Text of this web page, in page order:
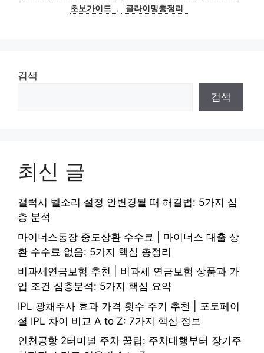
초보가이드 , 클라이밍총정리
검색
검색
최신 글
갤럭시 벨소리 설정 안변경될 때 해결법: 5가지 심
층 분석
마이너스통장 중도상환 수수료 | 마이너스 대출 상
환 수수료 없음: 5가지 핵심 총정리
비과세연금보험 추천 | 비과세 연금보험 상품과 가
입 조건 심층분석: 5가지 핵심 요약
IPL 광채주사 효과 가격 횟수 주기 추천 | 포토페이
셜 IPL 차이 비교 A to Z: 7가지 핵심 정보
인천공항 2터미널 주차 꿀팁: 주차대행부터 장기주